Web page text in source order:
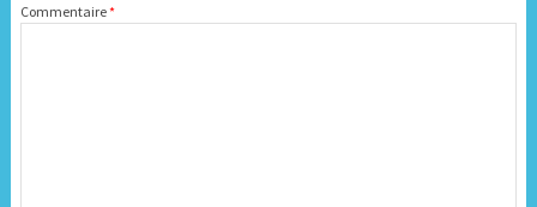
Commentaire*